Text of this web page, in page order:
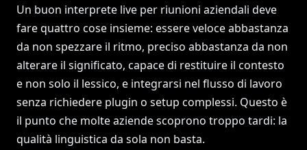
Un buon interprete live per riunioni aziendali deve
fare quattro cose insieme: essere veloce abbastanza
da non spezzare il ritmo, preciso abbastanza da non
alterare il significato, capace di restituire il contesto
e non solo il lessico, e integrarsi nel flusso di lavoro
senza richiedere plugin o setup complessi. Questo è
il punto che molte aziende scoprono troppo tardi: la
qualità linguistica da sola non basta.